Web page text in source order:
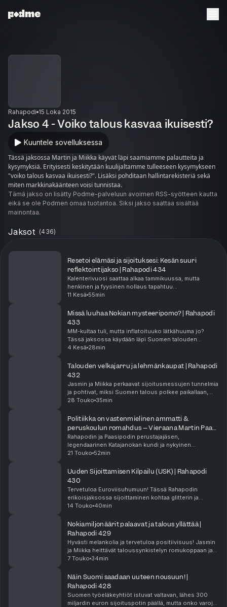
Rahapodi 15 Loka 2015
Jakso 4 - Voiko talous kasvaa ikuisesti?
Kuuntele sovelluksessa
Tässä jaksossa Martin ja Miikka käyvät läpi saamiamme palautteita ja
kysymyksiä. Erityisesti keskitytään kuulijaltamme tulleeseen kysymykseen
"voiko talous kasvaa ikuisesti?". Lisäksi pohditaan hallintarekisteriä sekä
miten markkinakäänteen voisi tunnistaa.
Tämä jakso on lisätty Podme-palveluun avoimen RSS-syötteen kautta
eikä se ole Podmen omaa tuotantoa. Siksi jakso saattaa sisältää
mainontaa.
Jaksot (436)
Resetoi elämäsi ja sijoituksesi: Kesän suuri
reflektointijakso | Rahapodi 434
Kalenterivuosi saattaa alkaa tammikuussa, mutta
henkinen ja fyysinen nollaus tapahtuu
todellisuudessa kesälomalla. Jasmin ja Miikka
suunnanmuutoksiin. Onko arkesi...
11 Kesä 55min
Missä luuhaa Nokian mysteeripomo? | Rahapodi
433
MM-kultaa tuli, mutta inflatoituuko lätkähuuma jo?
Tässä jaksossa käydään läpi Suomen talouden
tuoreita valonpilkahduksia ja sijoitusinnon hurjaa
on n...
4 Kesä 28min
Talouden velkajarru ja lehmänkaupat | Rahapodi
432
Jasmin ja Miikka perkaavat sijoitusmessujen tunnelmia
ja pohtivat, miksi Suomen talous polkee paikallaan,
vaikka sijoittajaskenessä riittää uskoa
suun...
28 Touko 35min
Politiikka on vastenmielinen ammatti &
peruskoulun romahdus – Vieraana Martin Paasi
| Rahapodi 431
Rahapodin ja Paasipodin perustajajäsen,
legendaarinen Katajanokan kundi ja nykyinen
kansanedustaja Martin Paasi tekee paluun studioon!
vuoden eduskunt...
21 Touko 52min
Uuden Sijoittamisen Kilpailu (USK) | Rahapodi
430
Tervetuloa Euroviisuhumuun! Tässä Rahapodin
erikoisjaksossa sijoittaminen kohtaa glitterin ja
tuulikoneet, kun Jasmin ja Miikka käynnistävät
(USK).E...
14 Touko 40min
Nokiamiljonäärit palaavat ja talous yllättää |
Rahapodi 429
Hyvästi melankolia ja tervetuloa positiivisuus! Jasmin
ja Miikka heittävät taloussynkistelyn romukoppaan ja
perkaavat Suomen talouden tuoreita
sijoittajien ...
7 Touko 34min
Näin Suomi saadaan uuteen nousuun! |
Rahapodi 428
Suomen työeläkeyhtiöt istuvat valtavan, lähes 300
miljardin euron sijoituspotin päällä, mutta onko varoja